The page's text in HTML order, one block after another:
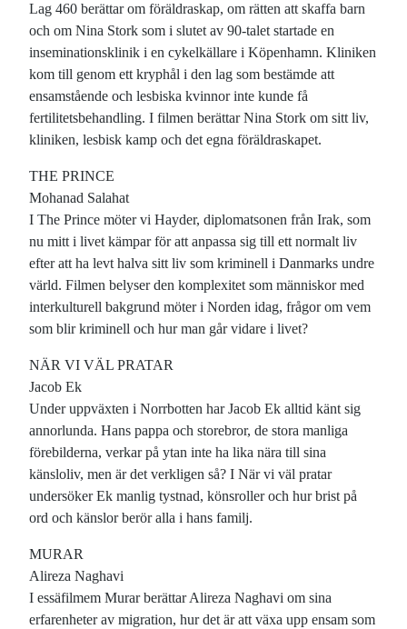
Lag 460 berättar om föräldraskap, om rätten att skaffa barn
och om Nina Stork som i slutet av 90-talet startade en
inseminationsklinik i en cykelkällare i Köpenhamn. Kliniken
kom till genom ett kryphål i den lag som bestämde att
ensamstående och lesbiska kvinnor inte kunde få
fertilitetsbehandling. I filmen berättar Nina Stork om sitt liv,
kliniken, lesbisk kamp och det egna föräldraskapet.
THE PRINCE
Mohanad Salahat
I The Prince möter vi Hayder, diplomatsonen från Irak, som
nu mitt i livet kämpar för att anpassa sig till ett normalt liv
efter att ha levt halva sitt liv som kriminell i Danmarks undre
värld. Filmen belyser den komplexitet som människor med
interkulturell bakgrund möter i Norden idag, frågor om vem
som blir kriminell och hur man går vidare i livet?
NÄR VI VÄL PRATAR
Jacob Ek
Under uppväxten i Norrbotten har Jacob Ek alltid känt sig
annorlunda. Hans pappa och storebror, de stora manliga
förebilderna, verkar på ytan inte ha lika nära till sina
känsloliv, men är det verkligen så? I När vi väl pratar
undersöker Ek manlig tystnad, könsroller och hur brist på
ord och känslor berör alla i hans familj.
MURAR
Alireza Naghavi
I essäfilmem Murar berättar Alireza Naghavi om sina
erfarenheter av migration, hur det är att växa upp ensam som